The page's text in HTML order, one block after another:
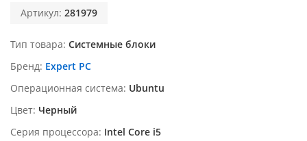
Артикул: 281979
Тип товара Системные блоки
Бренд Expert PC
Операционная система Ubuntu
Цвет Черный
Серия процессора Intel Core i5